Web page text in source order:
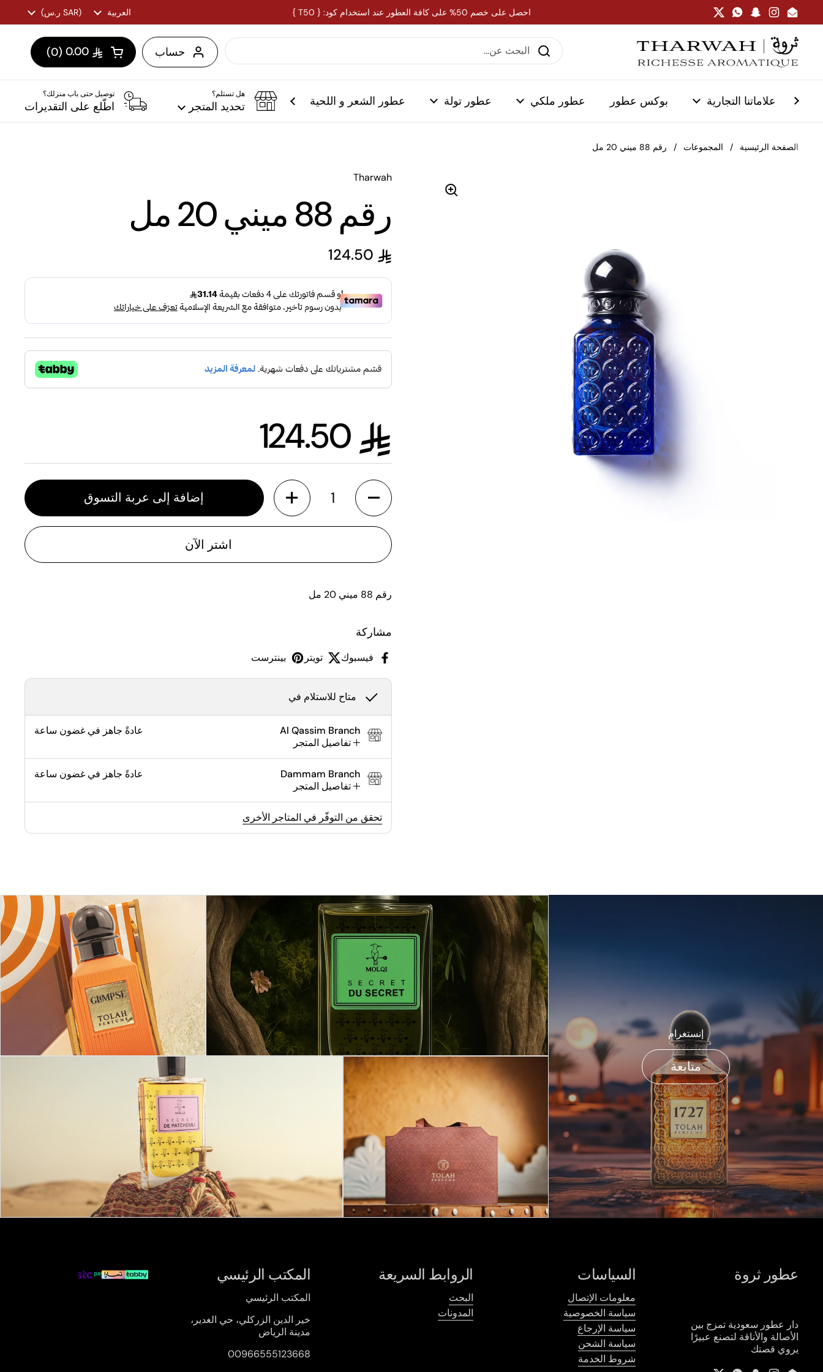
تخطي إلى المحتوى
Email
Instagram
Snapchat
WhatsApp
Twitter احصل على خصم 50% على كافة العطور عند استخدام كود: { T50 } اللغة
العربية الدولة/الإقليم
(SAR ر.س)
حساب فتح العربة
عربة التسوق الإجمالي:
0
منتجات في عربة
علاماتنا التجارية بوكس عطور عطور ملكي عطور تولة عطور الشعر و اللحية عطور المنزل
هل تستلم؟
تحديد المتجر
توصيل حتى باب منزلك؟
اطّلع على التقديرات
الصفحة الرئيسية / المجموعات / رقم 88 ميني 20 مل
Tharwah
رقم 88 ميني 20 مل
السعر العادي
السعر العادي
الكمية
إضافة إلى عربة التسوق
اشتر الآن
رقم 88 ميني 20 مل
مشاركة
فيسبوك تويتر بينترست
متاح للاستلام في
Al Qassim Branch
تفاصيل المتجر
عادةً جاهز في غضون ساعة
Dammam Branch
تفاصيل المتجر
عادةً جاهز في غضون ساعة
تحقق من التوفّر في المتاجر الأخرى
إنستغرام
متابعة
عطور ثروة
دار عطور سعودية تمزج بين
الأصالة والأناقة لتصنع عبيرًا
يروي قصتك
السياسات
معلومات الإتصال
سياسة الخصوصية
سياسة الإرجاع
سياسة الشحن
شروط الخدمة
الروابط السريعة
البحث
المدونات
المكتب الرئيسي
المكتب الرئيسي
خير الدين الزركلي، حي الغدير،
مدينة الرياض
00966555123668